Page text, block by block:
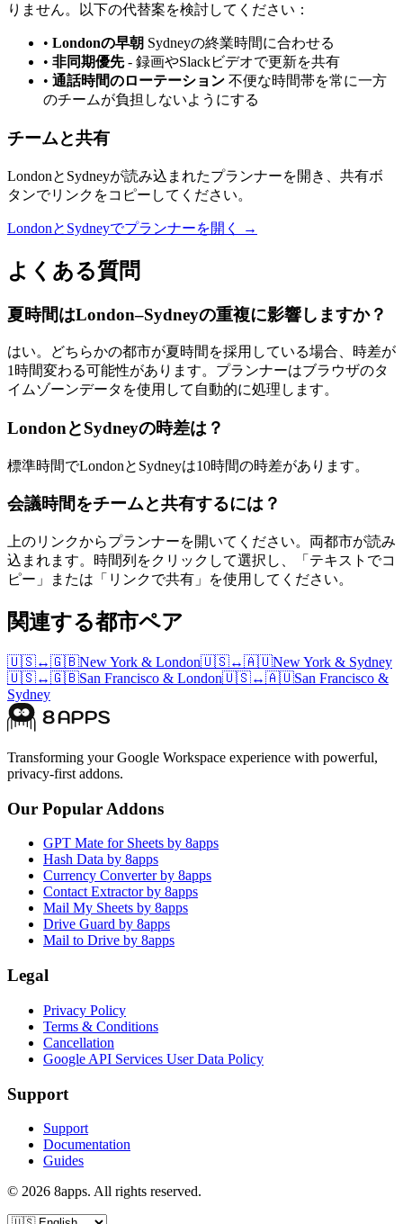
りません。以下の代替案を検討してください：
• Londonの早朝 Sydneyの終業時間に合わせる
• 非同期優先- 録画やSlackビデオで更新を共有
• 通話時間のローテーション 不便な時間帯を常に一方
のチームが負担しないようにする
チームと共有
LondonとSydneyが読み込まれたプランナーを開き、共有ボ
タンでリンクをコピーしてください。
LondonとSydneyでプランナーを開く →
よくある質問
夏時間はLondon–Sydneyの重複に影響しますか？
はい。どちらかの都市が夏時間を採用している場合、時差が
1時間変わる可能性があります。プランナーはブラウザのタ
イムゾーンデータを使用して自動的に処理します。
LondonとSydneyの時差は？
標準時間でLondonとSydneyは10時間の時差があります。
会議時間をチームと共有するには？
上のリンクからプランナーを開いてください。両都市が読み
込まれます。時間列をクリックして選択し、「テキストでコ
ピー」または「リンクで共有」を使用してください。
関連する都市ペア
🇺🇸↔🇬🇧New York & London🇺🇸↔🇦🇺New York & Sydney
🇺🇸↔🇬🇧San Francisco & London🇺🇸↔🇦🇺San Francisco &
Sydney
Transforming your Google Workspace experience with powerful,
privacy-first addons.
Our Popular Addons
GPT Mate for Sheets by 8apps
Hash Data by 8apps
Currency Converter by 8apps
Contact Extractor by 8apps
Mail My Sheets by 8apps
Drive Guard by 8apps
Mail to Drive by 8apps
Legal
Privacy Policy
Terms & Conditions
Cancellation
Google API Services User Data Policy
Support
Support
Documentation
Guides
© 2026 8apps. All rights reserved.